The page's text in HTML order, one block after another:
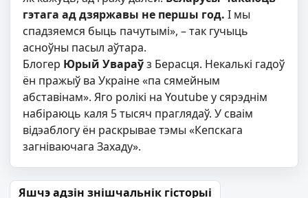
гэтага ад дзяржавы не першы год. І мы
спадзяемся быць пачутымі», – так гучыць
асноўны пасыл аўтара.
Блогер Юрый Увараўз Берасця. Некалькі гадоў
ён пражыў ва Украіне «па сямейным
абставінам». Яго ролікі на Youtube у сярэднім
набіраюць каля 5 тысяч праглядаў. У сваім
відэаблогу ён раскрывае тэмы «Кепскага
загніваючага Захаду».
Навігацыя па запісах
Яшчэ адзін знішчальнік гісторыі